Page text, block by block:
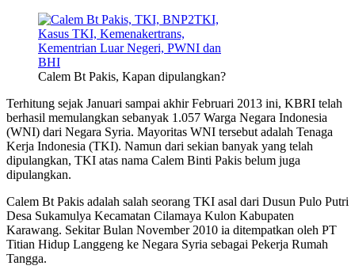
Calem Bt Pakis, Kapan dipulangkan?
Terhitung sejak Januari sampai akhir Februari 2013 ini, KBRI telah
berhasil memulangkan sebanyak 1.057 Warga Negara Indonesia
(WNI) dari Negara Syria. Mayoritas WNI tersebut adalah Tenaga
Kerja Indonesia (TKI). Namun dari sekian banyak yang telah
dipulangkan, TKI atas nama Calem Binti Pakis belum juga
dipulangkan.
Calem Bt Pakis adalah salah seorang TKI asal dari Dusun Pulo Putri
Desa Sukamulya Kecamatan Cilamaya Kulon Kabupaten
Karawang. Sekitar Bulan November 2010 ia ditempatkan oleh PT
Titian Hidup Langgeng ke Negara Syria sebagai Pekerja Rumah
Tangga.